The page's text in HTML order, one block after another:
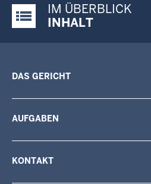
Justiz-Portal im
IM ÜBERBLICK
INHALT
DAS GERICHT
AUFGABEN
KONTAKT